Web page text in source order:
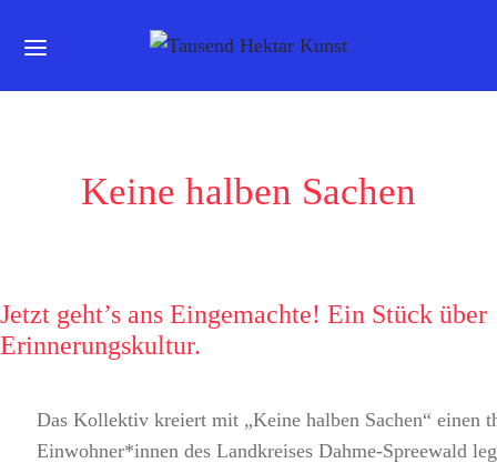
Keine halben Sachen
Jetzt geht’s ans Eingemachte! Ein Stück über
Erinnerungskultur.
Das Kollektiv kreiert mit „Keine halben Sachen“ einen
Einwohner*innen des Landkreises Dahme-Spreewald